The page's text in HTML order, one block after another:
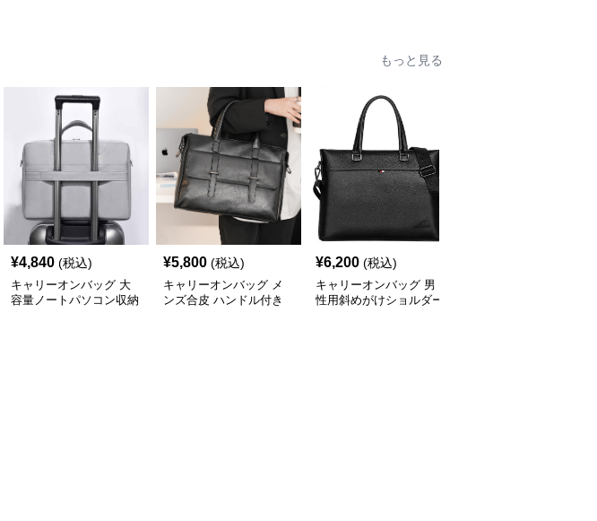
もっと見る
¥4,840 (税込)
キャリーオンバッグ 大
容量ノートパソコン収納
¥5,800 (税込)
キャリーオンバッグ メ
ンズ合皮 ハンドル付き
¥6,200 (税込)
キャリーオンバッグ 男
性用斜めがけショルダー